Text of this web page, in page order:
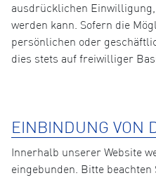
ausdrücklichen
werden kann. Sofern die
persönlichen oder
dies stets auf freiwilliger
EINBINDUNG VON
Innerhalb unserer Website
eingebunden. Bitte